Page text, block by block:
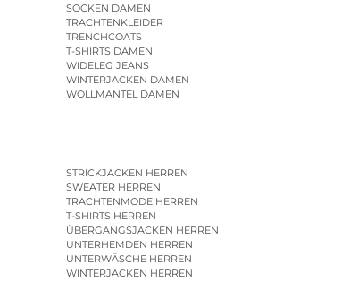
SOCKEN DAMEN
TRACHTENKLEIDER
TRENCHCOATS
T-SHIRTS DAMEN
WIDELEG JEANS
WINTERJACKEN DAMEN
WOLLMÄNTEL DAMEN
STRICKJACKEN HERREN
SWEATER HERREN
TRACHTENMODE HERREN
T-SHIRTS HERREN
ÜBERGANGSJACKEN HERREN
UNTERHEMDEN HERREN
UNTERWÄSCHE HERREN
WINTERJACKEN HERREN